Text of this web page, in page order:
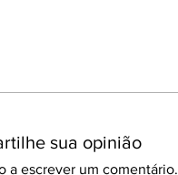
sua opinião
a escrever um comentário.